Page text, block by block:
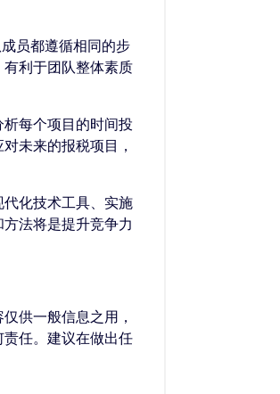
员都遵循相同的步
利于团队整体素质
每个项目的时间投
未来的报税项目，
化技术工具、实施
法将是提升竞争力
供一般信息之用，
任。建议在做出任